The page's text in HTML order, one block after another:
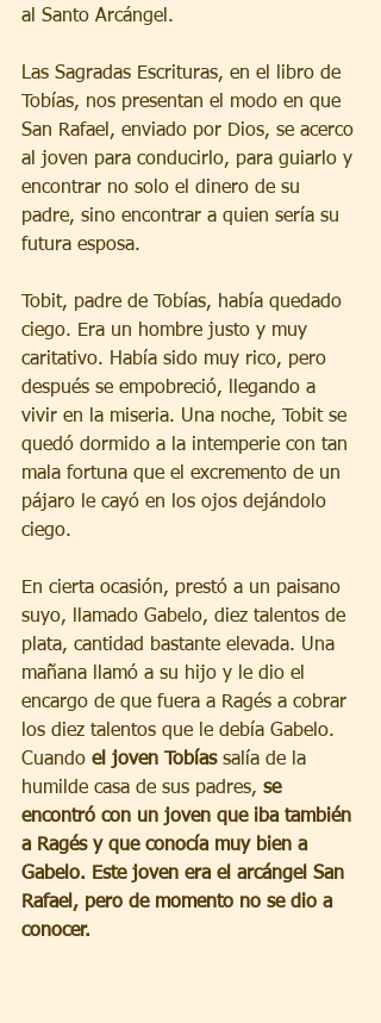
al Santo Arcángel.
Las Sagradas Escrituras, en el libro de
Tobías, nos presentan el modo en que
San Rafael, enviado por Dios, se acerco
al joven para conducirlo, para guiarlo y
encontrar no solo el dinero de su
padre, sino encontrar a quien sería su
futura esposa.
Tobit, padre de Tobías, había quedado
ciego. Era un hombre justo y muy
caritativo. Había sido muy rico, pero
después se empobreció, llegando a
vivir en la miseria. Una noche, Tobit se
quedó dormido a la intemperie con tan
mala fortuna que el excremento de un
pájaro le cayó en los ojos dejándolo
ciego.
En cierta ocasión, prestó a un paisano
suyo, llamado Gabelo, diez talentos de
plata, cantidad bastante elevada. Una
mañana llamó a su hijo y le dio el
encargo de que fuera a Ragés a cobrar
los diez talentos que le debía Gabelo.
Cuando el joven Tobías salía de la
humilde casa de sus padres, se
encontró con un joven que iba también
a Ragés y que conocía muy bien a
Gabelo. Este joven era el arcángel San
Rafael, pero de momento no se dio a
conocer.